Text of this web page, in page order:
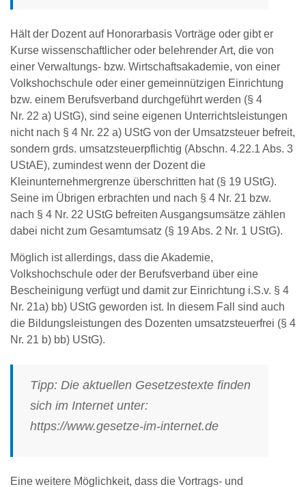
Hält der Dozent auf Honorarbasis Vorträge oder gibt er
Kurse wissenschaftlicher oder belehrender Art, die von
einer Verwaltungs- bzw. Wirtschaftsakademie, von einer
Volkshochschule oder einer gemeinnützigen Einrichtung
bzw. einem Berufsverband durchgeführt werden (§ 4
Nr. 22 a) UStG), sind seine eigenen Unterrichtsleistungen
nicht nach § 4 Nr. 22 a) UStG von der Umsatzsteuer befreit,
sondern grds. umsatzsteuerpflichtig (Abschn. 4.22.1 Abs. 3
UStAE), zumindest wenn der Dozent die
Kleinunternehmergrenze überschritten hat (§ 19 UStG).
Seine im Übrigen erbrachten und nach § 4 Nr. 21 bzw.
nach § 4 Nr. 22 UStG befreiten Ausgangsumsätze zählen
dabei nicht zum Gesamtumsatz (§ 19 Abs. 2 Nr. 1 UStG).
Möglich ist allerdings, dass die Akademie,
Volkshochschule oder der Berufsverband über eine
Bescheinigung verfügt und damit zur Einrichtung i.S.v. § 4
Nr. 21a) bb) UStG geworden ist. In diesem Fall sind auch
die Bildungsleistungen des Dozenten umsatzsteuerfrei (§ 4
Nr. 21 b) bb) UStG).
Tipp: Die aktuellen Gesetzestexte finden
sich im Internet unter:
https://www.gesetze-im-internet.de
Eine weitere Möglichkeit, dass die Vortrags- und